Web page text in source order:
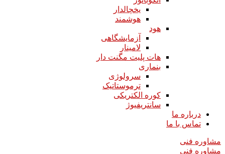
یخچالدار
هوشمند
هود
آزمایشگاهی
لامینار​​​​​​​
هات پلیت مگنت دار​​​​​​​
بنماری
سرولوژی
ترموستاتیک
کوره الکتریکی
سانتریفیوژ
درباره ما
تماس با ما
مشاوره فنی
مشاوره فنی